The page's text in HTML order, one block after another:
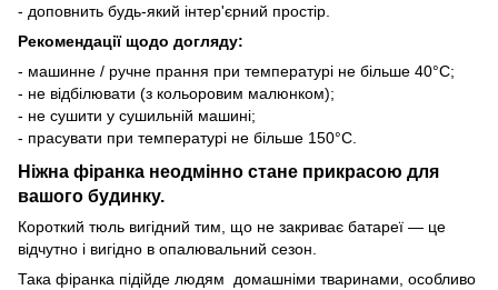
- доповнить будь-який інтер'єрний простір.
Рекомендації щодо догляду:
- машинне / ручне прання при температурі не більше 40°C;
- не відбілювати (з кольоровим малюнком);
- не сушити у сушильній машині;
- прасувати при температурі не більше 150°C.
Ніжна фіранка неодмінно стане прикрасою для
вашого будинку.
Короткий тюль вигідний тим, що не закриває батареї — це
відчутно і вигідно в опалювальний сезон.
Така фіранка підійде людям домашніми тваринами, особливо